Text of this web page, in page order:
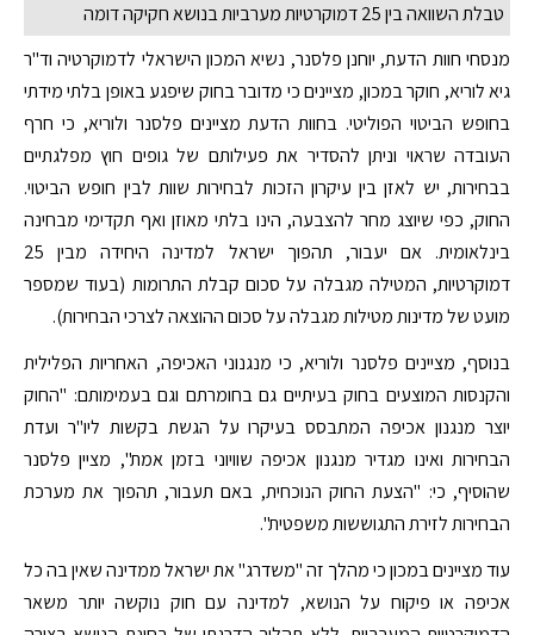
טבלת השוואה בין 25 דמוקרטיות מערביות בנושא חקיקה דומה
מנסחי חוות הדעת, יוחנן פלסנר, נשיא המכון הישראלי לדמוקרטיה וד"ר
גיא לוריא, חוקר במכון, מציינים כי מדובר בחוק שיפגע באופן בלתי מידתי
בחופש הביטוי הפוליטי. בחוות הדעת מציינים פלסנר ולוריא, כי חרף
העובדה שראוי וניתן להסדיר את פעילותם של גופים חוץ מפלגתיים
בבחירות, יש לאזן בין עיקרון הזכות לבחירות שוות לבין חופש הביטוי.
החוק, כפי שיוצג מחר להצבעה, הינו בלתי מאוזן ואף תקדימי מבחינה
בינלאומית. אם יעבור, תהפוך ישראל למדינה היחידה מבין 25
דמוקרטיות, המטילה מגבלה על סכום קבלת התרומות (בעוד שמספר
מועט של מדינות מטילות מגבלה על סכום ההוצאה לצרכי הבחירות).
בנוסף, מציינים פלסנר ולוריא, כי מנגנוני האכיפה, האחריות הפלילית
והקנסות המוצעים בחוק בעיתיים גם בחומרתם וגם בעמימותם: "החוק
יוצר מנגנון אכיפה המתבסס בעיקרו על הגשת בקשות ליו"ר ועדת
הבחירות ואינו מגדיר מנגנון אכיפה שוויוני בזמן אמת", מציין פלסנר
שהוסיף, כי: "הצעת החוק הנוכחית, באם תעבור, תהפוך את מערכת
הבחירות לזירת התגוששות משפטית".
עוד מציינים במכון כי מהלך זה "משדרג" את ישראל ממדינה שאין בה כל
אכיפה או פיקוח על הנושא, למדינה עם חוק נוקשה יותר משאר